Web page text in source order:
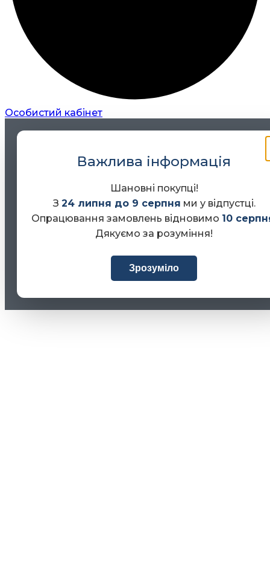
Особистий кабінет
Важлива інформація
Шановні покупці!
З 24 липня до 9 серпня ми у відпустці.
Опрацювання замовлень відновимо 10
Дякуємо за розуміння!
Зрозуміло